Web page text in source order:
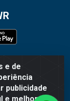
e de
publicidade
e melhorar a
Araújo, 1360 -
628 - CNPJ